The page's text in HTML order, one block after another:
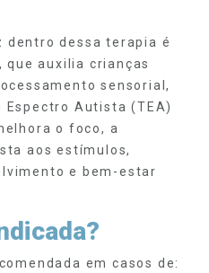
dentro dessa terapia é
que auxilia crianças
sensorial,
Espectro Autista (TEA)
o foco, a
aos estímulos,
e bem-estar
em casos de: